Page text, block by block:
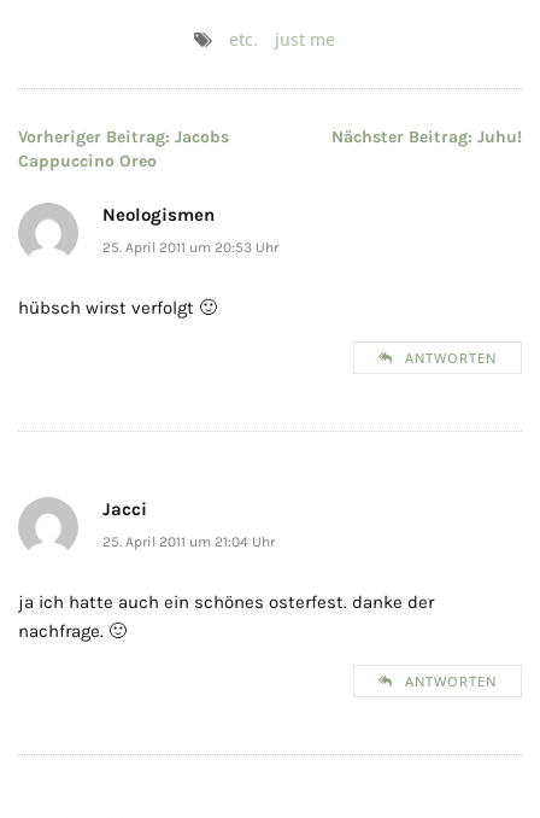
etc. just me
Beitragsnavigation
Vorheriger Beitrag: Jacobs
Cappuccino Oreo
Nächster Beitrag: Juhu!
Neologismen
25. April 2011 um 20:53 Uhr
hübsch wirst verfolgt 🙂
ANTWORTEN
Jacci
25. April 2011 um 21:04 Uhr
ja ich hatte auch ein schönes osterfest. danke der
nachfrage. 🙂
ANTWORTEN